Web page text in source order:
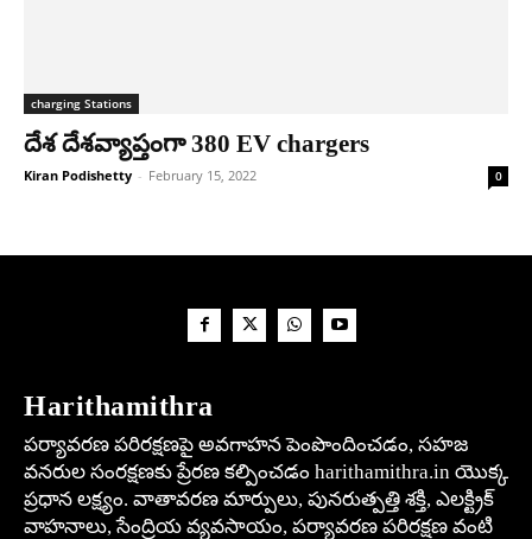
charging Stations
దేశ దేశ‌వ్యాప్తంగా 380 EV chargers
Kiran Podishetty - February 15, 2022 0
Harithamithra
పర్యావరణ పరిరక్షణపై అవగాహన పెంపొందించడం, సహజ
వనరుల సంరక్షణకు ప్రేరణ కల్పించడం harithamithra.in యొక్క
ప్రధాన లక్ష్యం. వాతావరణ మార్పులు, పునరుత్పత్తి శక్తి, ఎలక్ట్రిక్
వాహనాలు, సేంద్రియ వ్యవసాయం, పర్యావరణ పరిరక్షణ వంటి